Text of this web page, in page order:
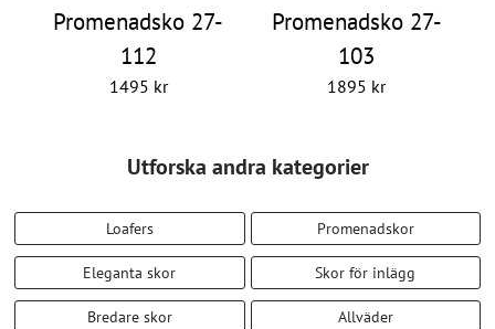
Promenadsko 27-
103
1895 kr
Promenadsko 27-
112
1495 kr
Utforska andra kategorier
Loafers Promenadskor
Eleganta skor Skor för inlägg
Bredare skor Allväder